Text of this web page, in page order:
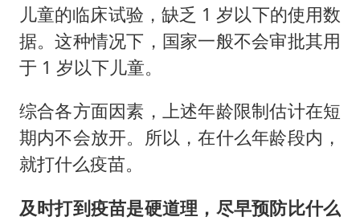
儿童的临床试验，缺乏 1 岁以下的使用数
据。这种情况下，国家一般不会审批其用
于 1 岁以下儿童。
综合各方面因素，上述年龄限制估计在短
期内不会放开。所以，在什么年龄段内，
就打什么疫苗。
及时打到疫苗是硬道理，尽早预防比什么